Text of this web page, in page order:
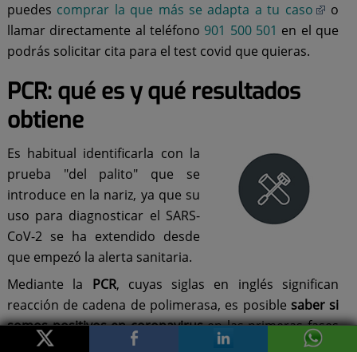
puedes comprar la que más se adapta a tu caso
o
llamar directamente al teléfono 901 500 501 en el que
podrás solicitar cita para el test covid que quieras.
PCR: qué es y qué resultados
obtiene
Es habitual identificarla con la
prueba "del palito" que se
introduce en la nariz, ya que su
uso para diagnosticar el SARS-
CoV-2 se ha extendido desde
que empezó la alerta sanitaria.
Mediante la PCR, cuyas siglas en inglés significan
reacción de cadena de polimerasa, es posible saber si
somos positivos en coronavirusen las primeras fases
de la enfermedad, con una fiabilidad mayor del
90%.